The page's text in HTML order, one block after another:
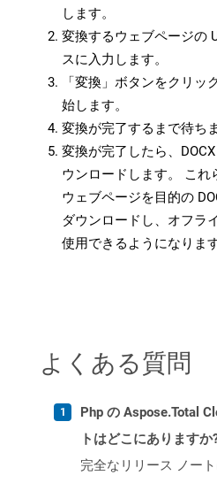
します。
変換するウェブページの
スに入力します。
「変換」ボタンをクリッ
始します。
変換が完了するまで待ちま
変換が完了したら、
ウンロードします。 これ
ウェブページを目的の
ダウンロードし、オフラ
使用できるようになります
よくある質問
Php の Aspose.Total
トはどこにありますか
完全なリリース ノー